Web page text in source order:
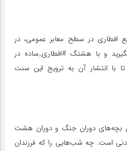
افطاری در سطح معابر عمومی، در
و با هشتگ #افطاری_ساده در
با انتشار آن به ترویج این سنت
دوران جنگ و دوران هشت
است. چه شب‌هایی را که فرزندان